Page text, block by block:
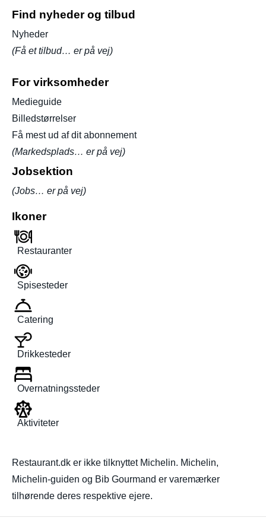
Find nyheder og tilbud
Nyheder
(Få et tilbud… er på vej)
For virksomheder
Medieguide
Billedstørrelser
Få mest ud af dit abonnement
(Markedsplads… er på vej)
Jobsektion
(Jobs… er på vej)
Ikoner
Restauranter
Spisesteder
Catering
Drikkesteder
Overnatningssteder
Aktiviteter
Restaurant.dk er ikke tilknyttet Michelin. Michelin,
Michelin-guiden og Bib Gourmand er varemærker
tilhørende deres respektive ejere.